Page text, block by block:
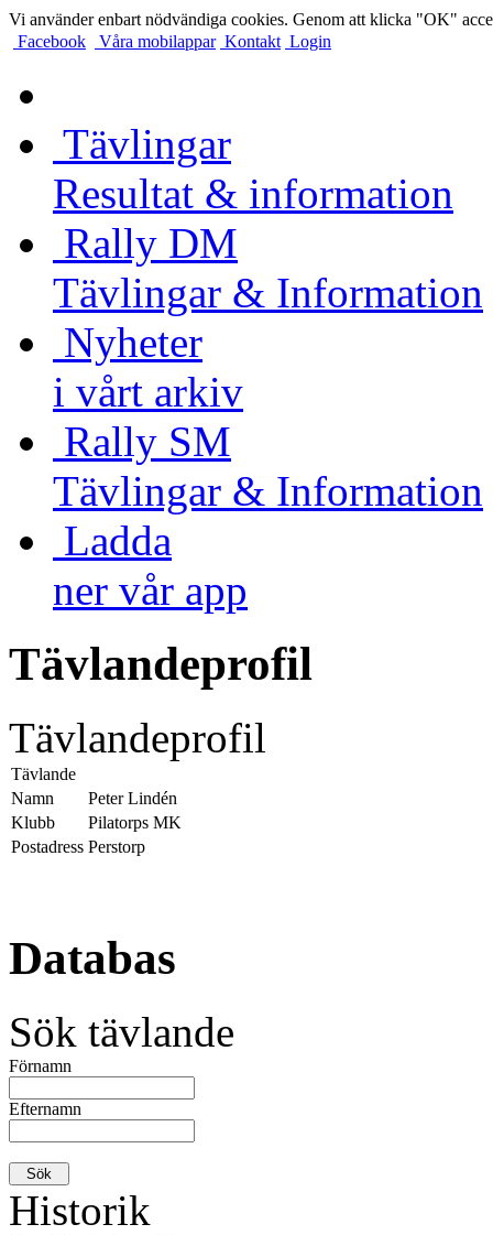
Vi använder enbart nödvändiga cookies. Genom att klicka "OK"
Facebook
Våra mobilappar Kontakt Login
Tävlingar
Resultat & information
Rally DM
Tävlingar & Information
Nyheter
i vårt arkiv
Rally SM
Tävlingar & Information
Ladda
ner vår app
Tävlandeprofil
Tävlandeprofil
Tävlande
Namn
Peter Lindén
Klubb
Pilatorps MK
Postadress Perstorp
Databas
Sök tävlande
Förnamn
Efternamn
Historik